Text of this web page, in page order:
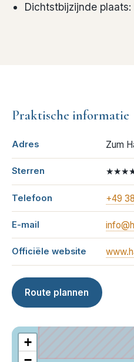
Dichtstbijzijnde plaats:
Praktische informatie
Adres Zum
Sterren
Telefoon +49
E-mail
Officiële website
Route plannen
+